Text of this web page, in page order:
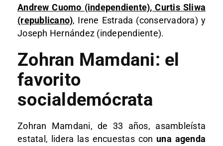
Andrew Cuomo (independiente), Curtis Sliwa
(republicano), Irene Estrada (conservadora) y
Joseph Hernández (independiente).​
Zohran Mamdani: el
favorito
socialdemócrata
Zohran Mamdani, de 33 años, asambleísta
estatal, lidera las encuestas con una agenda